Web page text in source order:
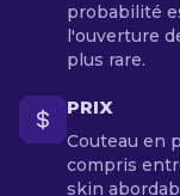
probabilité
l'ouverture
plus rare.
PRIX
Couteau en
compris
skin